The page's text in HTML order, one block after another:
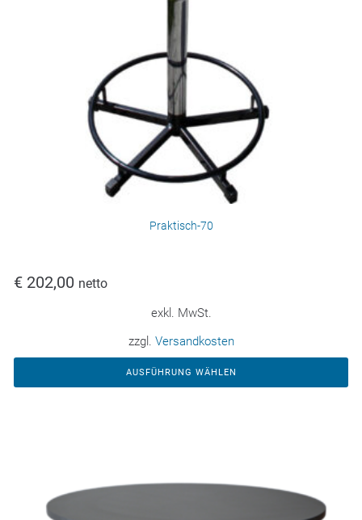
Praktisch-70
€ 202,00 netto
exkl. MwSt.
zzgl. Versandkosten
AUSFÜHRUNG WÄHLEN